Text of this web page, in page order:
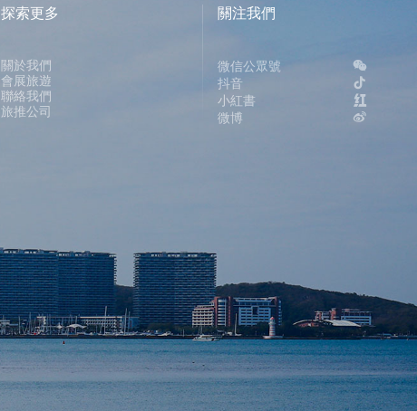
探索更多
關於我們
會展旅遊
聯絡我們
旅推公司
關注我們
微信公眾號
抖音
小紅書
微博